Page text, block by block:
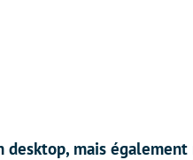
desktop, mais